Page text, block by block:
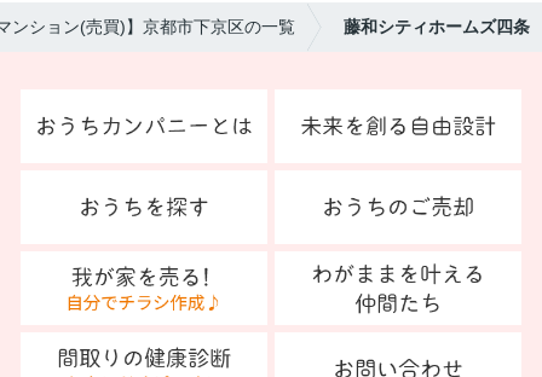
ンション(売買)】京都市下京区の一覧 藤和シティホームズ四条